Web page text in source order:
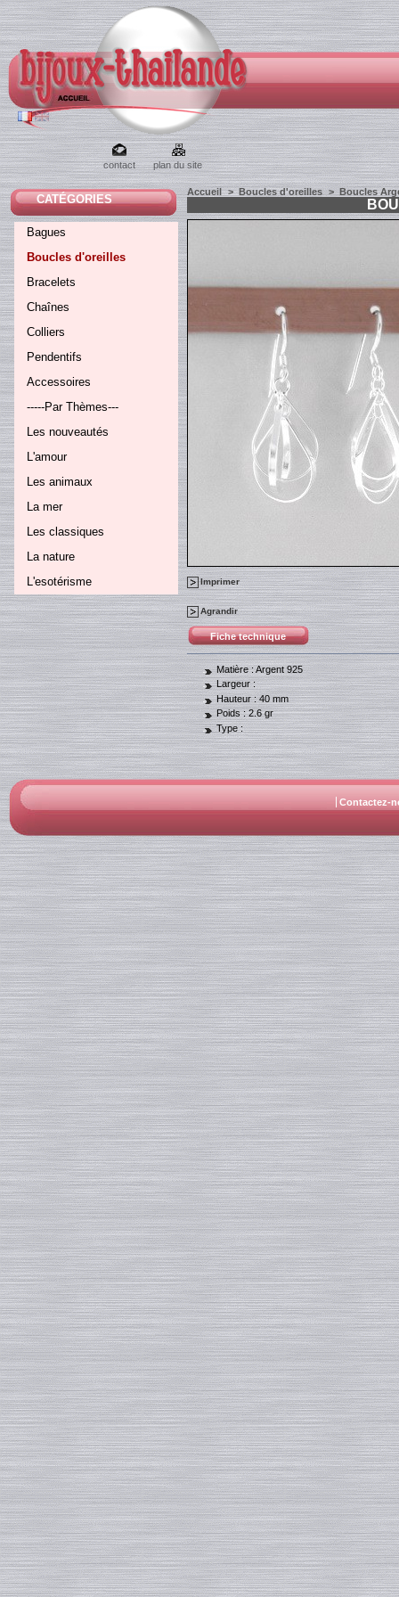
contact plan du site
CATÉGORIES
Bagues
Boucles d'oreilles
Bracelets
Chaînes
Colliers
Pendentifs
Accessoires
-----Par Thèmes---
Les nouveautés
L'amour
Les animaux
La mer
Les classiques
La nature
L'esotérisme
Accueil > Boucles d'oreilles > Boucles
Imprimer
Agrandir
Fiche technique
Matière : Argent 925
Largeur :
Hauteur :40 mm
Poids :2.6 gr
Type :
Contactez-